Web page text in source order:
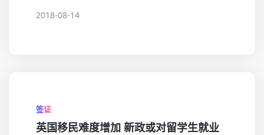
2018-08-14
签证
英国移民难度增加 新政或对留学生就业